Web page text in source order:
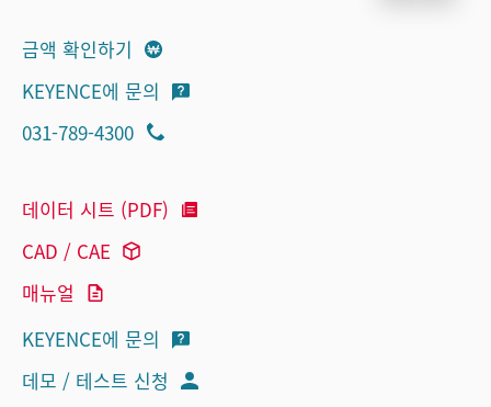
금액 확인하기
KEYENCE에 문의
031-789-4300
데이터 시트 (PDF)
CAD / CAE
매뉴얼
KEYENCE에 문의
데모 / 테스트 신청